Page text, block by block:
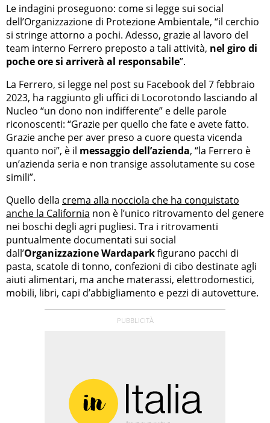
Le indagini proseguono: come si legge sui social
dell’Organizzazione di Protezione Ambientale, “il cerchio
si stringe attorno a pochi. Adesso, grazie al lavoro del
team interno Ferrero preposto a tali attività, nel giro di
poche ore si arriverà al responsabile”.
La Ferrero, si legge nel post su Facebook del 7 febbraio
2023, ha raggiunto gli uffici di Locorotondo lasciando al
Nucleo “un dono non indifferente” e delle parole
riconoscenti: “Grazie per quello che fate e avete fatto.
Grazie anche per aver preso a cuore questa vicenda
quanto noi”, è il messaggio dell’azienda, “la Ferrero è
un’azienda seria e non transige assolutamente su cose
simili”.
Quello della crema alla nocciola che ha conquistato
anche la California non è l’unico ritrovamento del genere
nei boschi degli agri pugliesi. Tra i ritrovamenti
puntualmente documentati sui social
dall’Organizzazione Wardaparkfigurano pacchi di
pasta, scatole di tonno, confezioni di cibo destinate agli
aiuti alimentari, ma anche materassi, elettrodomestici,
mobili, libri, capi d’abbigliamento e pezzi di autovetture.